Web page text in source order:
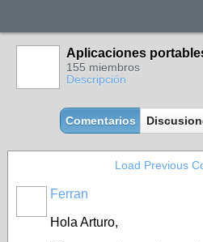
Aplicaciones
155 miembros
Descripción
Comentarios
Load Previous
Ferran
Hola Arturo,